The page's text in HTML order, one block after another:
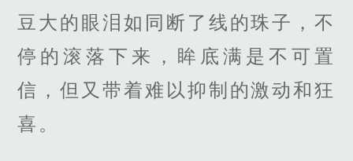
豆大的眼泪如同断了线的珠子，不
停的滚落下来，眸底满是不可置
信，但又带着难以抑制的激动和狂
喜。